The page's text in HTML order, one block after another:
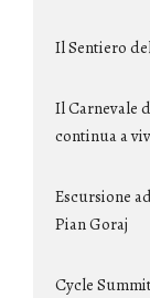
Il Sentiero
Il Carnevale
continua a
Escursione
Pian Goraj
Cycle